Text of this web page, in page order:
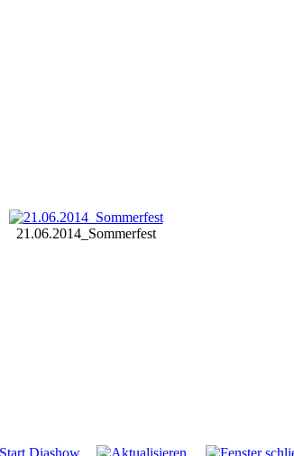
21.06.2014_Sommerfest